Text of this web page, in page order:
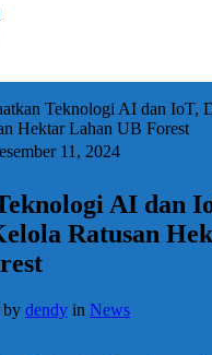
Teknologi AI dan IoT,
Hektar Lahan UB Forest
11, 2024
AI dan
Ratusan
by dendy in News